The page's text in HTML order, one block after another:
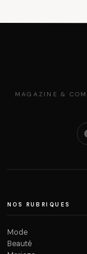
MAGAZINE &
NOS RUBRIQUES
Mode
Beauté